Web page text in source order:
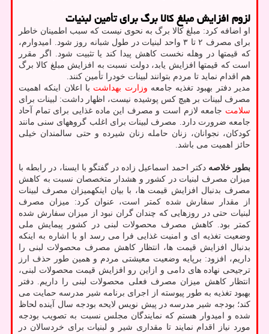
لزوم افزایش مبلغ کالا برگ برای تأمین لبنیات
او اضافه کرد: مبلغ کالا برگ به نحوی نیست که سبب اطمینان خاطر
برای مصرف ۲ تا ۳ واحد لبنیات در طول شبانه روز شود. امیدوارم،
که قیمتها در وهله نخست کاهش پیدا کند یا تثبیت شود. اگر مقرر
است که قیمتها افزایش یابد، دولت نسبت به افزایش مبلغ کالا برگ
هم اقدام نماید تا مردم بتوانند لبینات خودرا تأمین کنند.
مدیر دفتر بهبود تغذیه جامعه وزارت بهداشت با اعلان اینکه اهمیت
مصرف لبینات بر هیچ کس پوشیده نیست، اظهار داشت: لبینات برای
سلامت جامعه لازم است و مصرف این ماده غذایی برای تمام آحاد
جامعه ضرورت دارد. مصرف لبینات برای اغلب گروههای سنی مانند
کودکان، نجوانان، زنان حامله زنان شیرده و حتی سالمندان خیلی
حائز اهمیت می باشد.
بطور خلاصه دکتر احمد اسماعیل زاده در گفتگو با ایسنا، در رابطه با
میزان مصرف لبنیات در کشور و هشدار متخصصان نسبت به کاهش
مصرف بدنبال افزایش قیمت ها، با بیان اینکهمیزان مصرف لبینات
از مقدار سفارش شده کمتر است، عنوان کرد: میزان مصرف
لبنیات حتی در روزهایی که چندان گران نبود از میزان سفارش شده
کمتر بود. کاهش مصرف محصولات لبنی در کشور پیمایش ملی
وضعیت تغذیه ای و امنیت غذایی فرا می رسد او با اشاره به اینکه
بدنبال افزایش قیمت ها، انتظار کاهش مصرف محصولات لبنی را
داریم، افزود: برپایه وضعیت معیشتی مردم و همین طور حذف ارز
ترجیحی نهاده های دامی و ازاین رو افزایش قیمت محصولات لبنی،
انتظار کاهش میزان مصرف فعلی محصولات لبنی را داریم. دفتر
بهبود تغذیه به طور پیوسته از اجرای برنامه شیر مدرسه حمایت می
کند؛ بودجه شیر مدرسه در پیش نویس لایحه بودجه سال آینده لحاظ
شده و امیدوار هستم که نمایندگان مجلس نسبت به تصویب بودجه
مورد نیاز اقدام نمایند تا مقداری شیر و لبنیات برای خردسالان در